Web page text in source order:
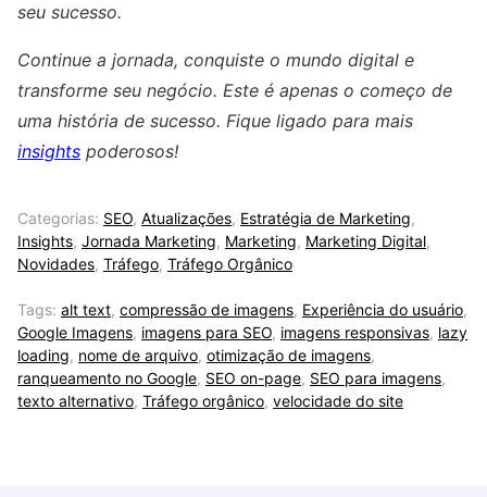
seu sucesso.
Continue a jornada, conquiste o mundo digital e
transforme seu negócio. Este é apenas o começo de
uma história de sucesso. Fique ligado para mais
insights poderosos!
Categorias: SEO, Atualizações, Estratégia de Marketing,
Insights, Jornada Marketing, Marketing, Marketing Digital,
Novidades, Tráfego, Tráfego Orgânico
Tags: alt text, compressão de imagens, Experiência do usuário,
Google Imagens, imagens para SEO, imagens responsivas, lazy
loading, nome de arquivo, otimização de imagens,
ranqueamento no Google, SEO on-page, SEO para imagens,
texto alternativo, Tráfego orgânico, velocidade do site